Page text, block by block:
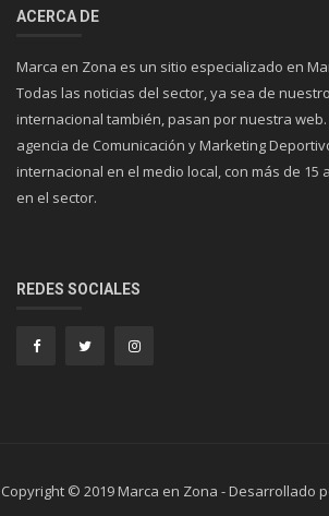
ACERCA DE
Marca en Zona es un sitio especializado en
Todas las noticias del sector, ya sea de
internacional también, pasan por nuestra
agencia de Comunicación y Marketing
internacional en el medio local, con más de 15
en el sector.
REDES SOCIALES
Copyright © 2019 Marca en Zona - Desarrollado